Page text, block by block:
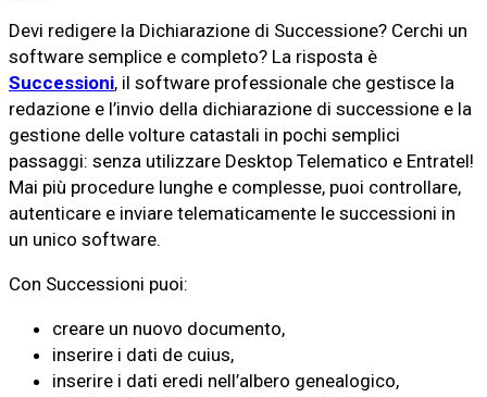
Devi redigere la Dichiarazione di Successione? Cerchi un
software semplice e completo? La risposta è
Successioni, il software professionale che gestisce la
redazione e l’invio della dichiarazione di successione e la
gestione delle volture catastali in pochi semplici
passaggi: senza utilizzare Desktop Telematico e Entratel!
Mai più procedure lunghe e complesse, puoi controllare,
autenticare e inviare telematicamente le successioni in
un unico software.
Con Successioni puoi:
creare un nuovo documento,
inserire i dati de cuius,
inserire i dati eredi nell’albero genealogico,